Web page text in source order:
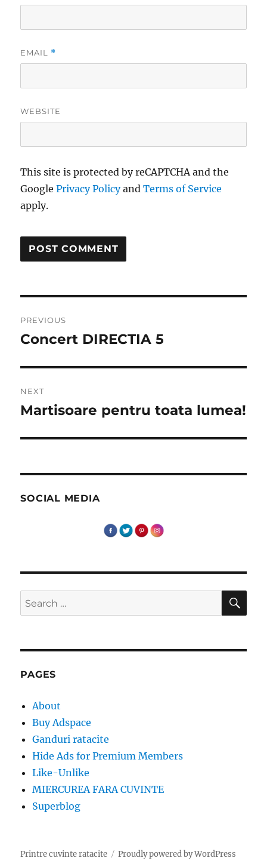
EMAIL *
WEBSITE
This site is protected by reCAPTCHA and the
GooglePrivacy PolicyandTerms of Service
apply.
navigation
PREVIOUS
Previous
Concert DIRECTIA 5
NEXT
Next
Martisoare pentru toata lumea!
SOCIAL MEDIA
Search
for:
PAGES
About
Buy Adspace
Ganduri ratacite
Hide Ads for Premium Members
Like-Unlike
MIERCUREA FARA CUVINTE
Superblog
Printre cuvinte ratacite Proudly powered by WordPress